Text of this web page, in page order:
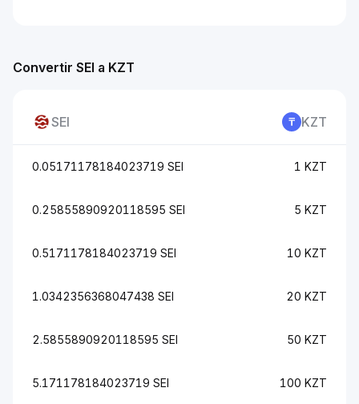
Convertir SEI a KZT
SEI KZT
0.05171178184023719 SEI 1 KZT
0.25855890920118595 SEI 5 KZT
0.5171178184023719 SEI 10 KZT
1.0342356368047438 SEI 20 KZT
2.5855890920118595 SEI 50 KZT
5.171178184023719 SEI 100 KZT